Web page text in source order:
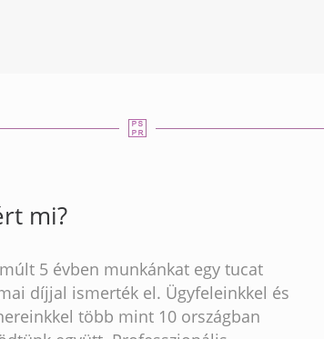
mi?
5 évben munkánkat egy tucat
díjjal ismerték el. Ügyfeleinkkel és
több mint 10 országban